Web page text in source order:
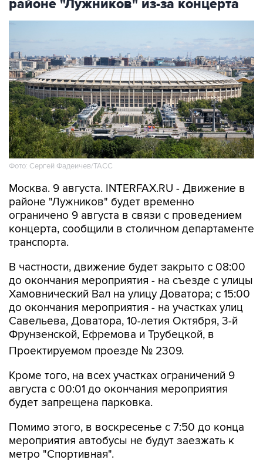
районе "Лужников" из-за концерта
Фото: Сергей Фадеичев/ТАСС
Москва. 9 августа. INTERFAX.RU - Движение в
районе "Лужников" будет временно
ограничено 9 августа в связи с проведением
концерта, сообщили в столичном департаменте
транспорта.
В частности, движение будет закрыто с 08:00
до окончания мероприятия - на съезде с улицы
Хамовнический Вал на улицу Доватора; с 15:00
до окончания мероприятия - на участках улиц
Савельева, Доватора, 10-летия Октября, 3-й
Фрунзенской, Ефремова и Трубецкой, в
Проектируемом проезде № 2309.
Кроме того, на всех участках ограничений 9
августа с 00:01 до окончания мероприятия
будет запрещена парковка.
Помимо этого, в воскресенье с 7:50 до конца
мероприятия автобусы не будут заезжать к
метро "Спортивная".